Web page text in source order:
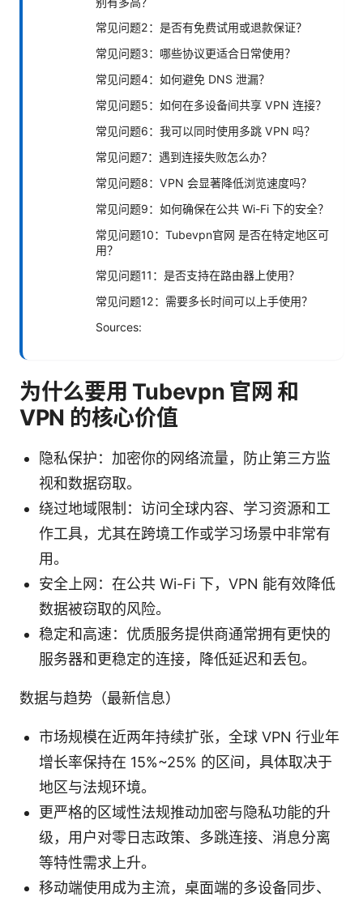
常见问题2：是否有免费试用或退款保证？
常见问题3：哪些协议更适合日常使用？
常见问题4：如何避免 DNS 泄漏？
常见问题5：如何在多设备间共享 VPN 连接？
常见问题6：我可以同时使用多跳 VPN 吗？
常见问题7：遇到连接失败怎么办？
常见问题8：VPN 会显著降低浏览速度吗？
常见问题9：如何确保在公共 Wi-Fi 下的安全？
常见问题10：Tubevpn官网 是否在特定地区可
用？
常见问题11：是否支持在路由器上使用？
常见问题12：需要多长时间可以上手使用？
Sources:
为什么要用 Tubevpn 官网 和
VPN 的核心价值
隐私保护：加密你的网络流量，防止第三方监
视和数据窃取。
绕过地域限制：访问全球内容、学习资源和工
作工具，尤其在跨境工作或学习场景中非常有
用。
安全上网：在公共 Wi-Fi 下，VPN 能有效降低
数据被窃取的风险。
稳定和高速：优质服务提供商通常拥有更快的
服务器和更稳定的连接，降低延迟和丢包。
数据与趋势（最新信息）
市场规模在近两年持续扩张，全球 VPN 行业年
增长率保持在 15%~25% 的区间，具体取决于
地区与法规环境。
更严格的区域性法规推动加密与隐私功能的升
级，用户对零日志政策、多跳连接、消息分离
等特性需求上升。
移动端使用成为主流，桌面端的多设备同步、